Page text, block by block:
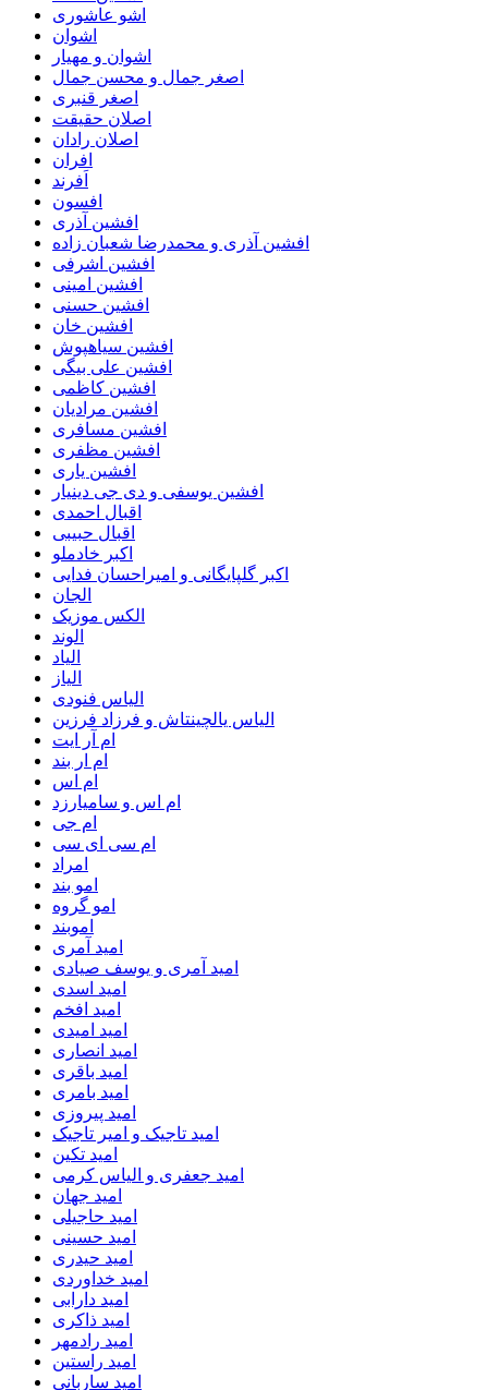
اشو عاشوری
اشوان
اشوان و مهیار
اصغر جمال و محسن جمال
اصغر قنبری
اصلان حقیقت
اصلان رادان
افران
اَفرند
افسون
افشین آذری
افشین آذری و محمدرضا شعبان زاده
افشین اشرفی
افشین امینی
افشین حسنی
افشین خان
افشین سیاهپوش
افشین علی بیگی
افشین کاظمی
افشین مرادیان
افشین مسافری
افشین مظفری
افشین یاری
افشین یوسفی و دی جی دینیار
اقبال احمدی
اقبال حبیبی
اکبر خادملو
اکبر گلپایگانی و امیراحسان فدایی
الجان
الکس موزیک
الوند
الیاد
الیاز
الیاس فنودی
الیاس یالچینتاش و فرزاد فرزین
ام آر ایت
ام‌ ار بند
ام اس
ام اس و سامیارزد
ام جی
ام سی ای سی
امراد
امو بند
امو گروه
اموبند
امید آمری
امید آمری و یوسف صیادی
امید اسدی
امید افخم
امید امیدی
امید انصاری
امید باقری
امید بامری
امید پیروزی
امید تاجیک و امیر تاجیک
امید تکین
امید جعفری و الیاس کرمی
امید جهان
امید حاجیلی
امید حسینی
امید حیدری
امید خداوردی
امید دارابی
امید ذاکری
امید رادمهر
امید راستین
امید ساربانی